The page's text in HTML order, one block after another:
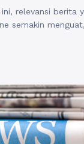
relevansi berita
semakin
untuk brand
untuk brand bisa